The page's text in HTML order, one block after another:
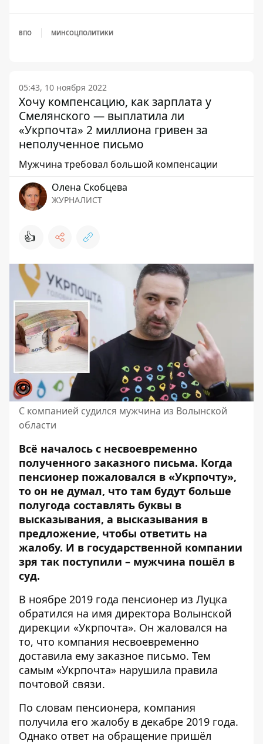
ВПО МИНСОЦПОЛИТИКИ
05:43, 10 ноября 2022
Хочу компенсацию, как зарплата у
Смелянского — выплатила ли
«Укрпочта» 2 миллиона гривен за
неполученное письмо
Мужчина требовал большой компенсации
Олена Скобцева
ЖУРНАЛИСТ
👍
С компанией судился мужчина из Волынской
области
Всё началось с несвоевременно
полученного заказного письма. Когда
пенсионер пожаловался в «Укрпочту»,
то он не думал, что там будут больше
полугода составлять буквы в
высказывания, а высказывания в
предложение, чтобы ответить на
жалобу. И в государственной компании
зря так поступили – мужчина пошёл в
суд.
В ноябре 2019 года пенсионер из Луцка
обратился на имя директора Волынской
дирекции «Укрпочта». Он жаловался на
то, что компания несвоевременно
доставила ему заказное письмо. Тем
самым «Укрпочта» нарушила правила
почтовой связи.
По словам пенсионера, компания
получила его жалобу в декабре 2019 года.
Однако ответ на обращение пришёл